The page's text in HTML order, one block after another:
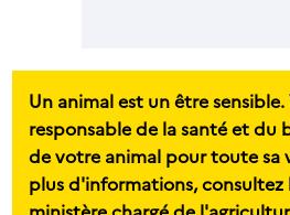
Un animal est un être sensible.
responsable de la santé et du
de votre animal pour toute sa
plus d'informations, consultez